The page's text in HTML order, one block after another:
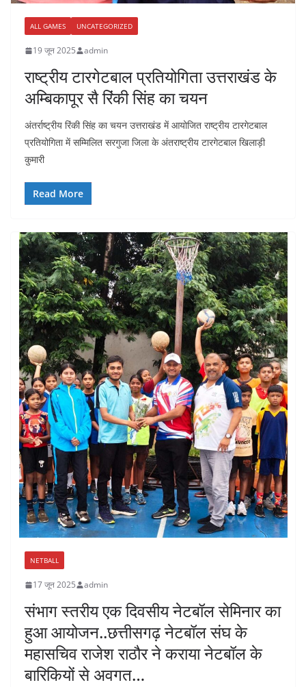
ALL GAMES UNCATEGORIZED
19 जून 2025 admin
राष्ट्रीय टारगेटबाल प्रतियोगिता उत्तराखंड के
अम्बिकापूर सै रिंकी सिंह का चयन
अंतर्राष्ट्रीय रिंकी सिंह का चयन उत्तराखंड में आयोजित राष्ट्रीय टारगेटबाल
प्रतियोगिता में सम्मिलित सरगुजा जिला के अंतराष्ट्रीय टारगेटबाल खिलाड़ी
कुमारी
Read More
NETBALL
17 जून 2025 admin
संभाग स्तरीय एक दिवसीय नेटबॉल सेमिनार का
हुआ आयोजन..छत्तीसगढ़ नेटबॉल संघ के
महासचिव राजेश राठौर ने कराया नेटबॉल के
बारिकियों से अवगत…